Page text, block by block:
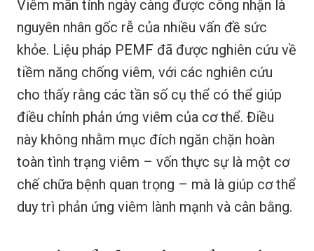
Viêm mãn tính ngày càng được công nhận là
nguyên nhân gốc rễ của nhiều vấn đề sức
khỏe. Liệu pháp PEMF đã được nghiên cứu về
tiềm năng chống viêm, với các nghiên cứu
cho thấy rằng các tần số cụ thể có thể giúp
điều chỉnh phản ứng viêm của cơ thể. Điều
này không nhằm mục đích ngăn chặn hoàn
toàn tình trạng viêm – vốn thực sự là một cơ
chế chữa bệnh quan trọng – mà là giúp cơ thể
duy trì phản ứng viêm lành mạnh và cân bằng.